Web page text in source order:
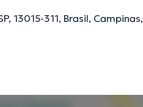
verificadas.
13015-311, Brasil, Campinas,